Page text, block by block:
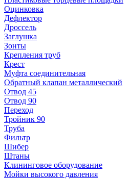
Оцинковка
Дефлектор
Дроссель
Заглушка
Зонты
Крепления труб
Крест
Муфта соединительная
Обратный клапан металлический
Отвод 45
Отвод 90
Переход
Тройник 90
Труба
Фильтр
Шибер
Штаны
Клининговое оборудование
Мойки высокого давления